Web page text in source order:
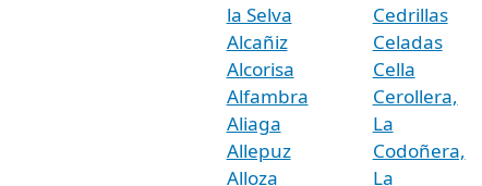
la Selva
Alcañiz
Alcorisa
Alfambra
Aliaga
Allepuz
Alloza
Cedrillas
Celadas
Cella
Cerollera,
La
Codoñera,
La